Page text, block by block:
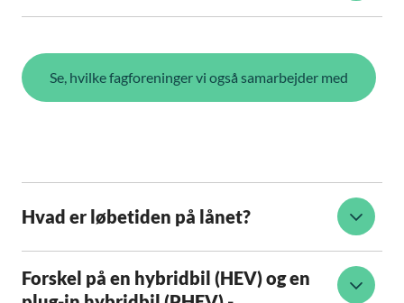
Se, hvilke fagforeninger vi også samarbejder med
Hvad er løbetiden på lånet?
Forskel på en hybridbil (HEV) og en